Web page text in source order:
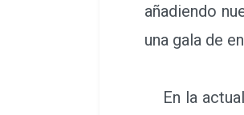
añadiendo
una gala de
En la